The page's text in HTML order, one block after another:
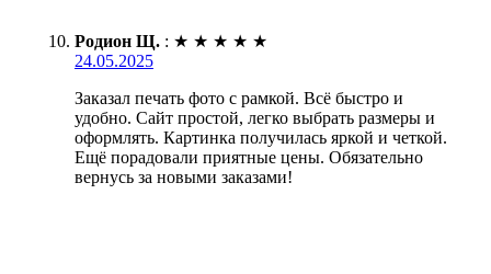
Родион Щ. : ★ ★ ★ ★ ★
24.05.2025
Заказал печать фото с рамкой. Всё быстро и
удобно. Сайт простой, легко выбрать размеры и
оформлять. Картинка получилась яркой и четкой.
Ещё порадовали приятные цены. Обязательно
вернусь за новыми заказами!